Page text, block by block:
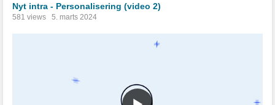
Nyt intra - Personalisering (video 2)
581 views 5. marts 2024